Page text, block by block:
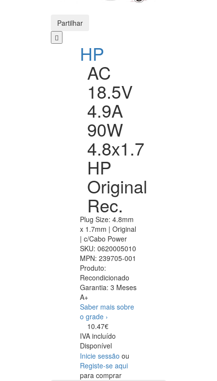
Partilhar
HP
AC
18.5V
4.9A
90W
4.8x1.7
HP
Original
Rec.
Plug Size: 4.8mm
x 1.7mm | Original
| c/Cabo Power
SKU: 0620005010
MPN: 239705-001
Produto:
Recondicionado
Garantia: 3 Meses
A+
Saber mais sobre
o grade ›
10.47€
IVA incluído
Disponível
Inicie sessão ou
Registe-se aqui
para comprar